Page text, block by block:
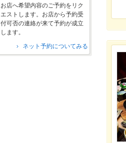
お店へ希望内容のご予約をリク
エストします。お店から予約受
付可否の連絡が来て予約が成立
します。
ネット予約についてみる